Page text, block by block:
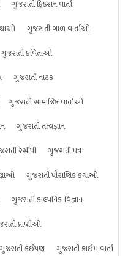
ગુજરાતી ફિક્શન વાર્તા
ગુજરાતી બાળ વાર્તાઓ
ગુજરાતી કવિતાઓ
ગુજરાતી નાટક
ગુજરાતી સામાજિક વાર્તાઓ
ગુજરાતી તત્વજ્ઞાન
રેસીપી
ગુજરાતી પત્ર
ગુજરાતી પૌરાણિક કથાઓ
ગુજરાતી કાલ્પનિક-વિજ્ઞાન
પ્રાણીઓ
ગુજરાતી કંઈપણ ગુજરાતી ક્રાઇમ વાર્તા